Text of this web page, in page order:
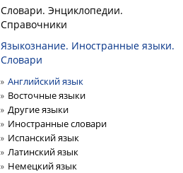
Словари. Энциклопедии.
Справочники
Языкознание. Иностранные языки.
Словари
Английский язык
Восточные языки
Другие языки
Иностранные словари
Испанский язык
Латинский язык
Немецкий язык